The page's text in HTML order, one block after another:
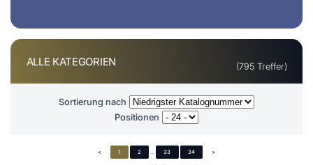
ALLE KATEGORIEN (795 Treffer)
Sortierung nach
Positionen
< 1 2 ... 33 34 >